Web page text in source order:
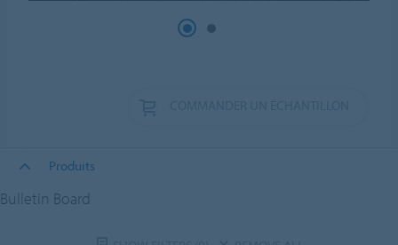
Produits
Bulletin Board